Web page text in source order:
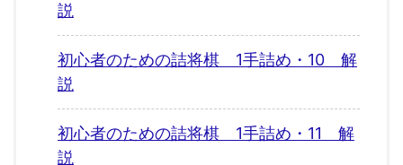
説
初心者のための詰将棋 1手詰め・10 解
説
初心者のための詰将棋 1手詰め・11 解
説